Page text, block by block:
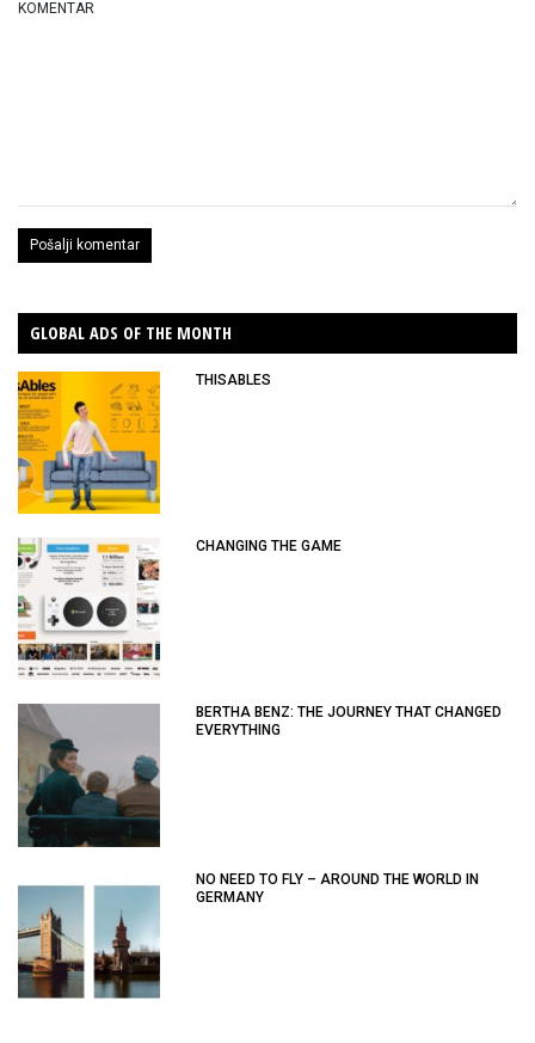
KOMENTAR
GLOBAL ADS OF THE MONTH
THISABLES
CHANGING THE GAME
BERTHA BENZ: THE JOURNEY THAT CHANGED
EVERYTHING
NO NEED TO FLY – AROUND THE WORLD IN
GERMANY